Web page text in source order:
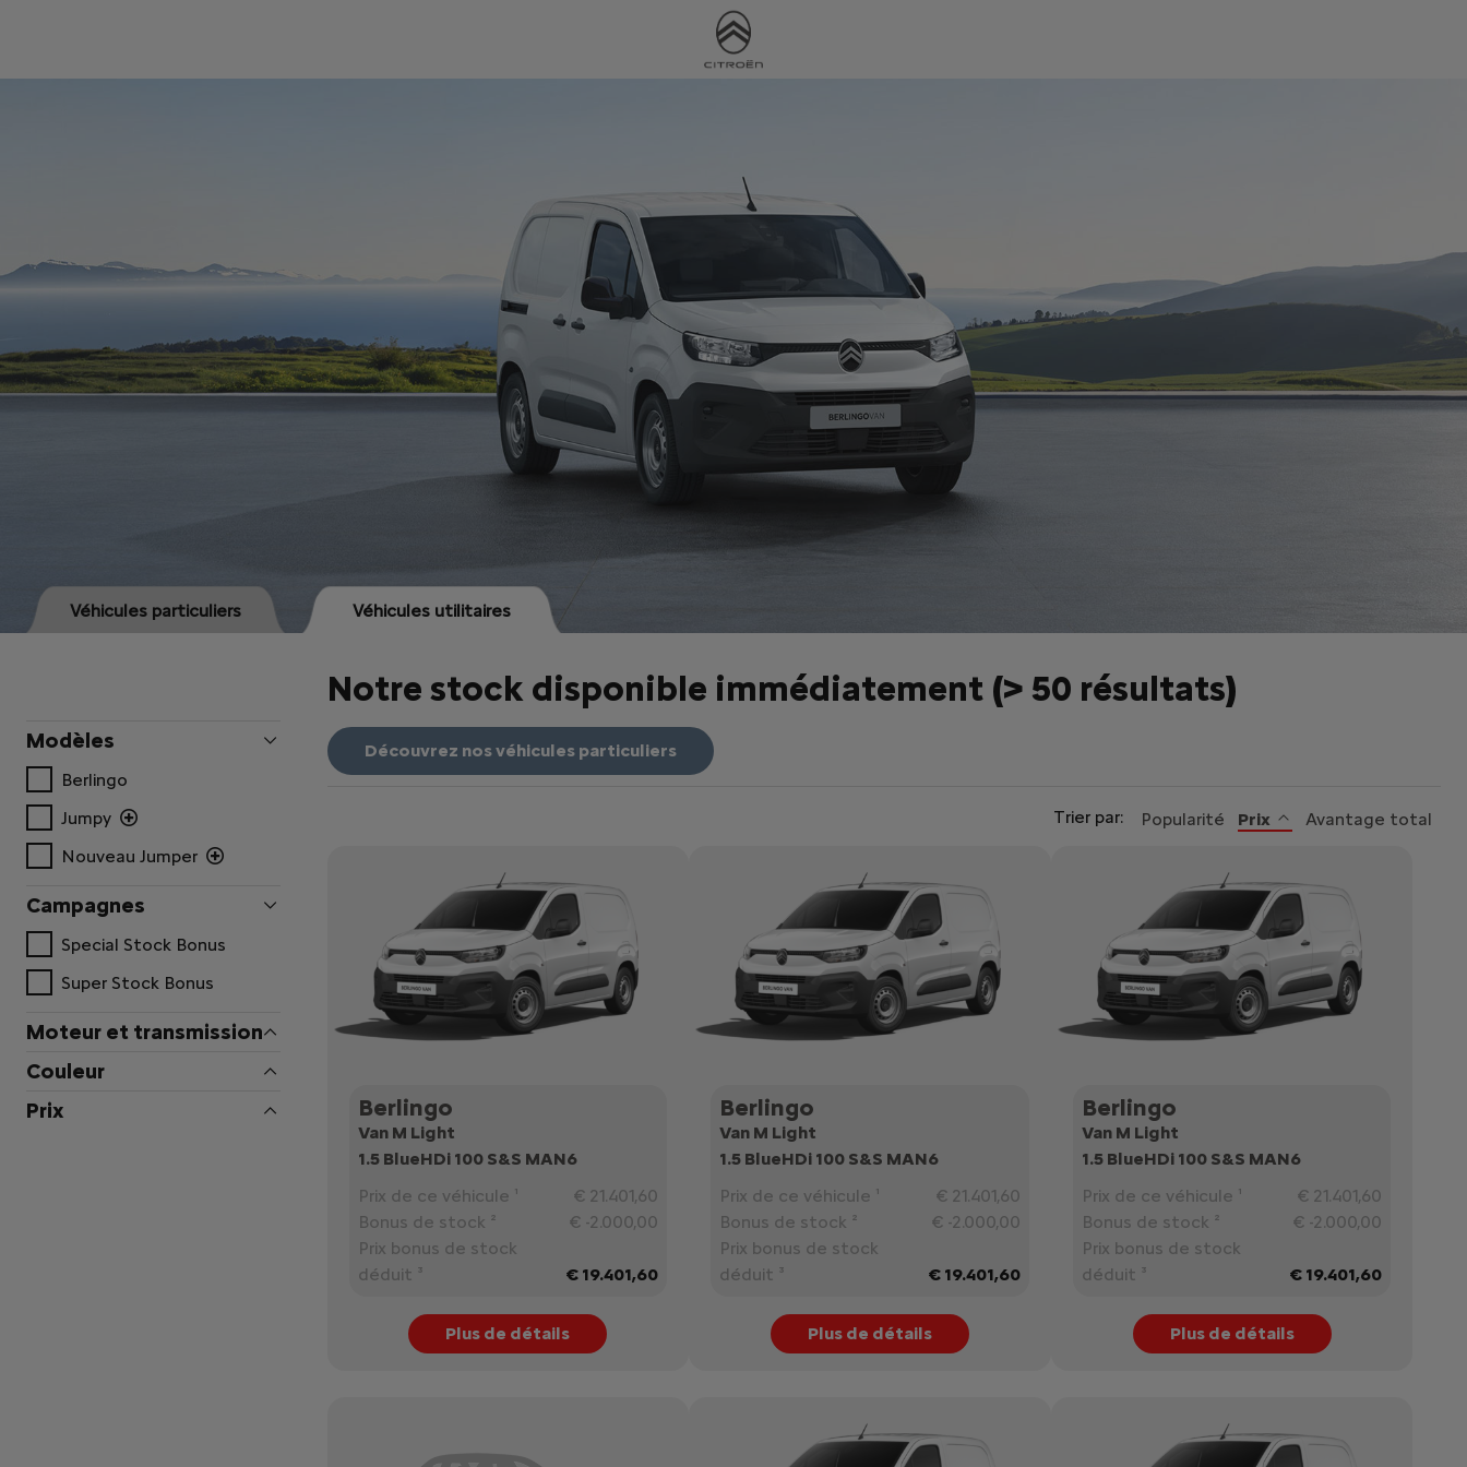
Véhicules particuliers Véhicules utilitaires
Modèles
Berlingo
Jumpy
Nouveau Jumper
Campagnes
Special Stock Bonus
Super Stock Bonus
Moteur et transmission
Couleur
Prix
Notre stock disponible immédiatement(> 50 résultats)
Découvrez nos véhicules particuliers
Trier par: Popularité Prix Avantage total
Berlingo
Van M Light
1.5 BlueHDi 100 S&S MAN6
Prix de ce véhicule ¹
€ 21.401,60
Bonus de stock ²
€ -2.000,00
Prix bonus de stock
déduit ³
€ 19.401,60
Plus de détails
Berlingo
Van M Light
1.5 BlueHDi 100 S&S MAN6
Prix de ce véhicule ¹
€ 21.401,60
Bonus de stock ²
€ -2.000,00
Prix bonus de stock
déduit ³
€ 19.401,60
Plus de détails
Berlingo
Van M Light
1.5 BlueHDi 100 S&S MAN6
Prix de ce véhicule ¹
€ 21.401,60
Bonus de stock ²
€ -2.000,00
Prix bonus de stock
déduit ³
€ 19.401,60
Plus de détails